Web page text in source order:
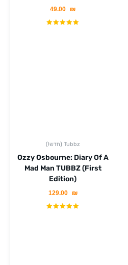
49.00 ₪
(!חדש) Tubbz
Ozzy Osbourne: Diary Of A
Mad Man TUBBZ (First
Edition)
129.00 ₪